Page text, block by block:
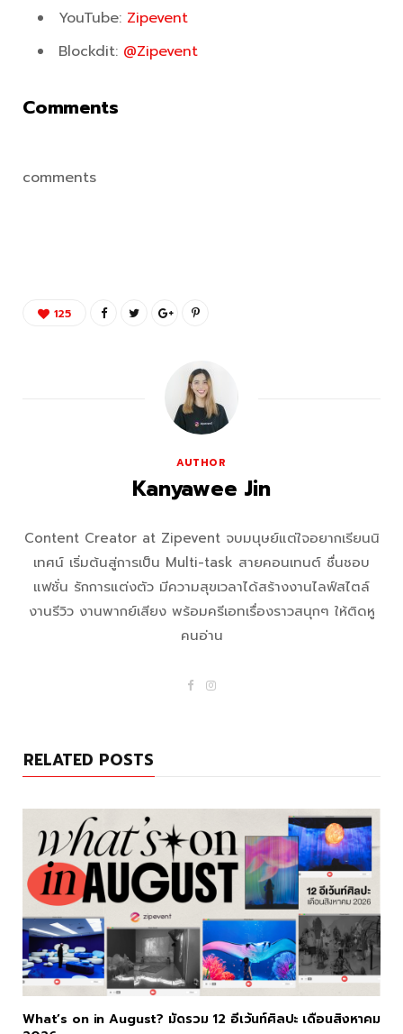
YouTube: Zipevent
Blockdit: @Zipevent
Comments
comments
125
AUTHOR
Kanyawee Jin
Content Creator at Zipevent จบมนุษย์แต่ใจอยากเรียนนิ
เทศน์ เริ่มต้นสู่การเป็น Multi-task สายคอนเทนต์ ชื่นชอบ
แฟชั่น รักการแต่งตัว มีความสุขเวลาได้สร้างงานไลฟ์สไตล์
งานรีวิว งานพากย์เสียง พร้อมครีเอทเรื่องราวสนุกๆ ให้ติดหู
คนอ่าน
F
I
m
RELATED POSTS
What’s on in August? มัดรวม 12 อีเว้นท์ศิลปะ เดือนสิงหาคม